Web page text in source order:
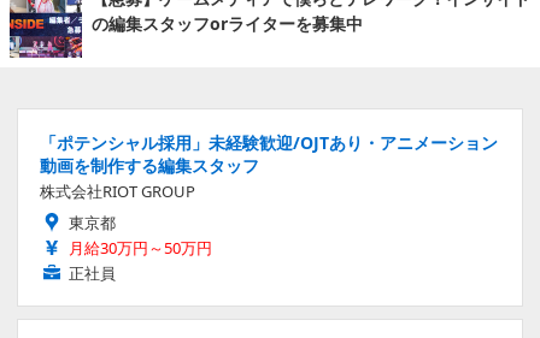
の編集スタッフorライターを募集中
「ポテンシャル採用」未経験歓迎/OJTあり・アニメーション
動画を制作する編集スタッフ
株式会社RIOT GROUP
東京都
月給30万円～50万円
正社員